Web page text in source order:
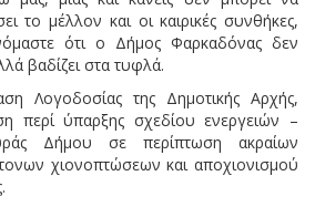
το μέλλον και οι καιρικές συνθήκες,
ότι ο Δήμος Φαρκαδόνας δεν
βαδίζει στα τυφλά.
Λογοδοσίας της Δημοτικής Αρχής,
περί ύπαρξης σχεδίου ενεργειών –
Δήμου σε περίπτωση ακραίων
χιονοπτώσεων και αποχιονισμού